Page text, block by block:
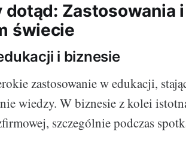
Zastosowania i
świecie
i biznesie
zastosowanie w edukacji,
wiedzy. W biznesie z kolei
szczególnie podczas